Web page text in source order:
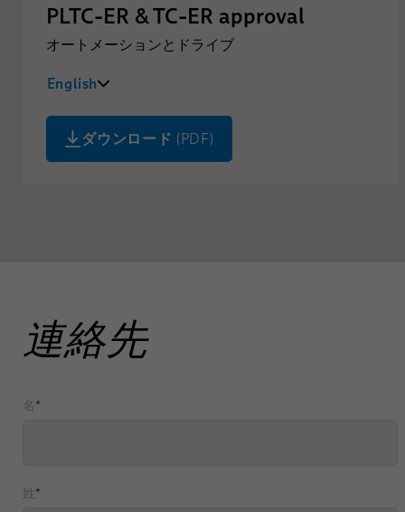
PLTC-ER & TC-ER approval
オートメーションとドライブ
English
Deutsch
ダウンロード (PDF)
連絡先
名*
姓*